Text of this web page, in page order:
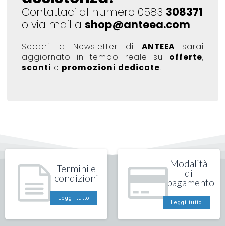
Contattaci al numero 0583 308371
o via mail a shop@anteea.com
Scopri la Newsletter di ANTEEA sarai
aggiornato in tempo reale su offerte,
sconti e promozioni dedicate.
Termini e
condizioni
Leggi tutto
Modalità
di
pagamento
Leggi tutto